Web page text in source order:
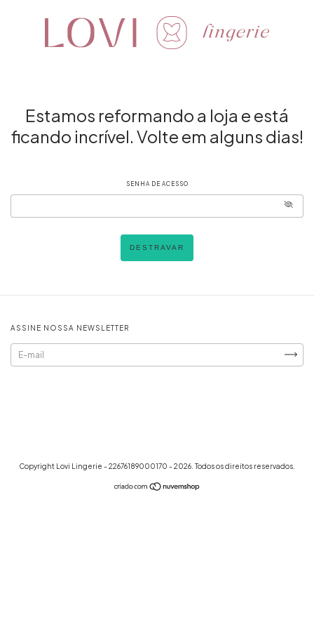
Estamos reformando a loja e está
ficando incrível. Volte em alguns dias!
SENHA DE ACESSO
DESTRAVAR
ASSINE NOSSA NEWSLETTER
Copyright Lovi Lingerie - 22676189000170 - 2026. Todos os direitos reservados.